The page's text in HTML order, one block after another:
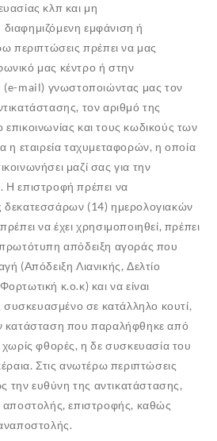
κλπ και μη
εμφάνιση ή
περιπτώσεις πρέπει να μας
μας κέντρο ή στην
(e-mail) γνωστοποιώντας μας τον
τον αριθμό της
και τους κωδικούς των
η εταιρεία ταχυμεταφορών, η οποία
μαζί σας για την
επιστροφή πρέπει να
δεκατεσσάρων (14) ημερολογιακών
να έχει χρησιμοποιηθεί, πρέπει
απόδειξη αγοράς που
(Απόδειξη Λιανικής, Δελτίο
κ.ο.κ) και να είναι
σε κατάλληλο κουτί,
κατάσταση που παραλήφθηκε από
φθορές, η δε συσκευασία του
Στις ανωτέρω περιπτώσεις
ευθύνη της αντικατάστασης,
αποστολής, επιστροφής, καθώς